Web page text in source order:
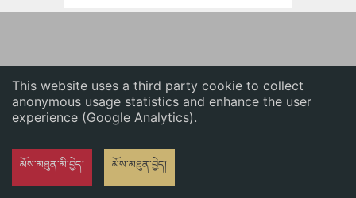
This website uses a third party cookie to collect
anonymous usage statistics and enhance the user
experience (Google Analytics).
མོས་མཐུན་མི་བྱེད། མོས་མཐུན་བྱེད།